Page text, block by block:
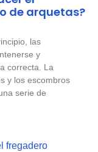
de arquetas?
las
y
correcta. La
y los escombros
serie de